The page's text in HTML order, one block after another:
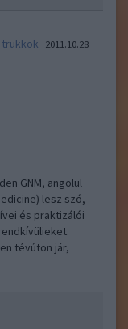
trükkök
2011.10.28
GNM, angolul
lesz szó,
és praktizálói
tévúton jár,